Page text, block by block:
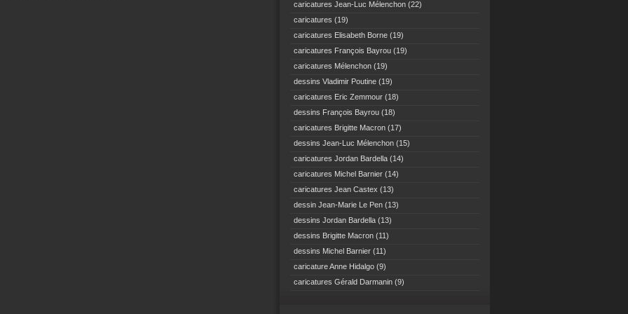
caricatures Jean-Luc Mélenchon (22)
caricatures (19)
caricatures Elisabeth Borne (19)
caricatures François Bayrou (19)
caricatures Mélenchon (19)
dessins Vladimir Poutine (19)
caricatures Eric Zemmour (18)
dessins François Bayrou (18)
caricatures Brigitte Macron (17)
dessins Jean-Luc Mélenchon (15)
caricatures Jordan Bardella (14)
caricatures Michel Barnier (14)
caricatures Jean Castex (13)
dessin Jean-Marie Le Pen (13)
dessins Jordan Bardella (13)
dessins Brigitte Macron (11)
dessins Michel Barnier (11)
caricature Anne Hidalgo (9)
caricatures Gérald Darmanin (9)